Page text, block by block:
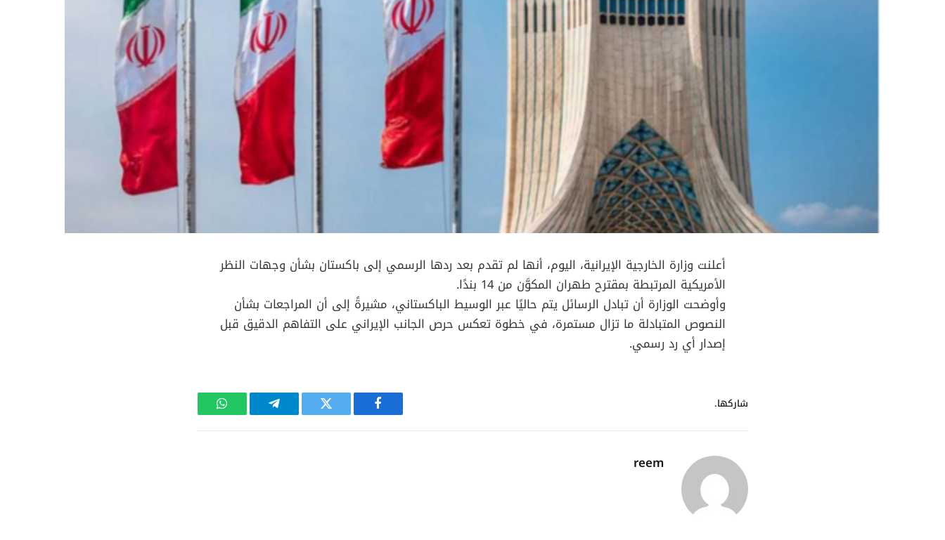
أعلنت وزارة الخارجية الإيرانية، اليوم، أنها لم تقدم بعد ردها الرسمي إلى باكستان بشأن وجهات النظر
الأمريكية المرتبطة بمقترح طهران المكوَّن من 14 بندًا.
وأوضحت الوزارة أن تبادل الرسائل يتم حاليًا عبر الوسيط الباكستاني، مشيرةً إلى أن المراجعات بشأن
النصوص المتبادلة ما تزال مستمرة، في خطوة تعكس حرص الجانب الإيراني على التفاهم الدقيق قبل
إصدار أي رد رسمي.
شاركها.
فيسبوك تويتر تيلقرام واتساب
reem